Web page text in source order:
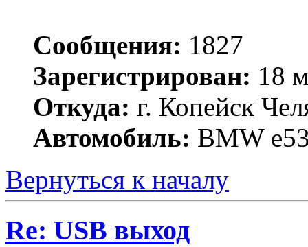
Сообщения: 1827
Зарегистрирован: 18
Откуда: г. Копейск
Автомобиль: BMW
Вернуться к началу
Re: USB выход